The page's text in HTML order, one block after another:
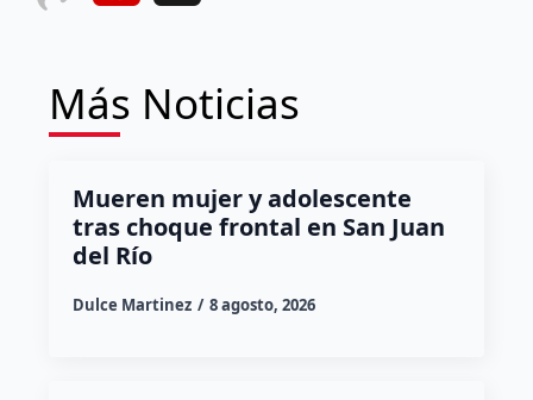
Más Noticias
Mueren mujer y adolescente
tras choque frontal en San Juan
del Río
Dulce Martinez 8 agosto, 2026